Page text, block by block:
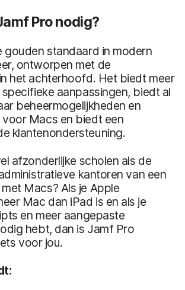
Pro nodig?
gouden standaard in modern
ontworpen met de
het achterhoofd. Het biedt meer
aanpassingen, biedt al
beheermogelijkheden en
Macs en biedt een
klantenondersteuning.
afzonderlijke scholen als de
kantoren van een
Macs? Als je Apple
Mac dan iPad is en als je
en meer aangepaste
hebt, dan is Jamf Pro
voor jou.